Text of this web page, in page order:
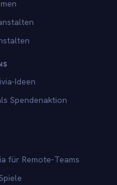
Ideen
Spendenaktion
für Remote-Teams